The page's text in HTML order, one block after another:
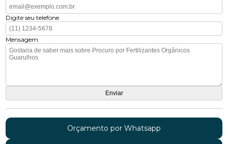
Digite seu telefone
Mensagem
Orçamento por Whatsapp